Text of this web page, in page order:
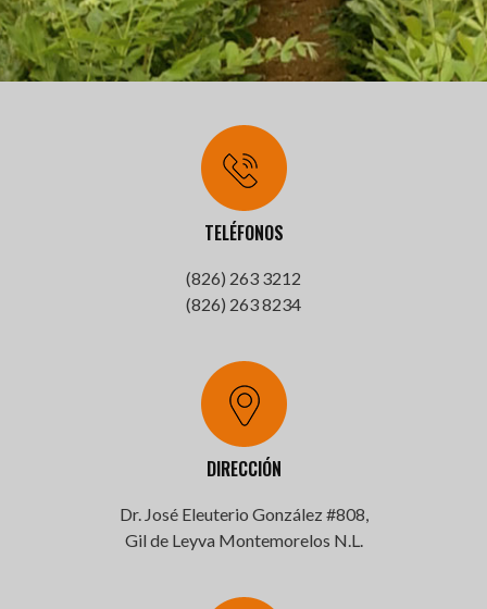
TELÉFONOS
(826) 263 3212
(826) 263 8234
DIRECCIÓN
Dr. José Eleuterio González #808,
Gil de Leyva Montemorelos N.L.